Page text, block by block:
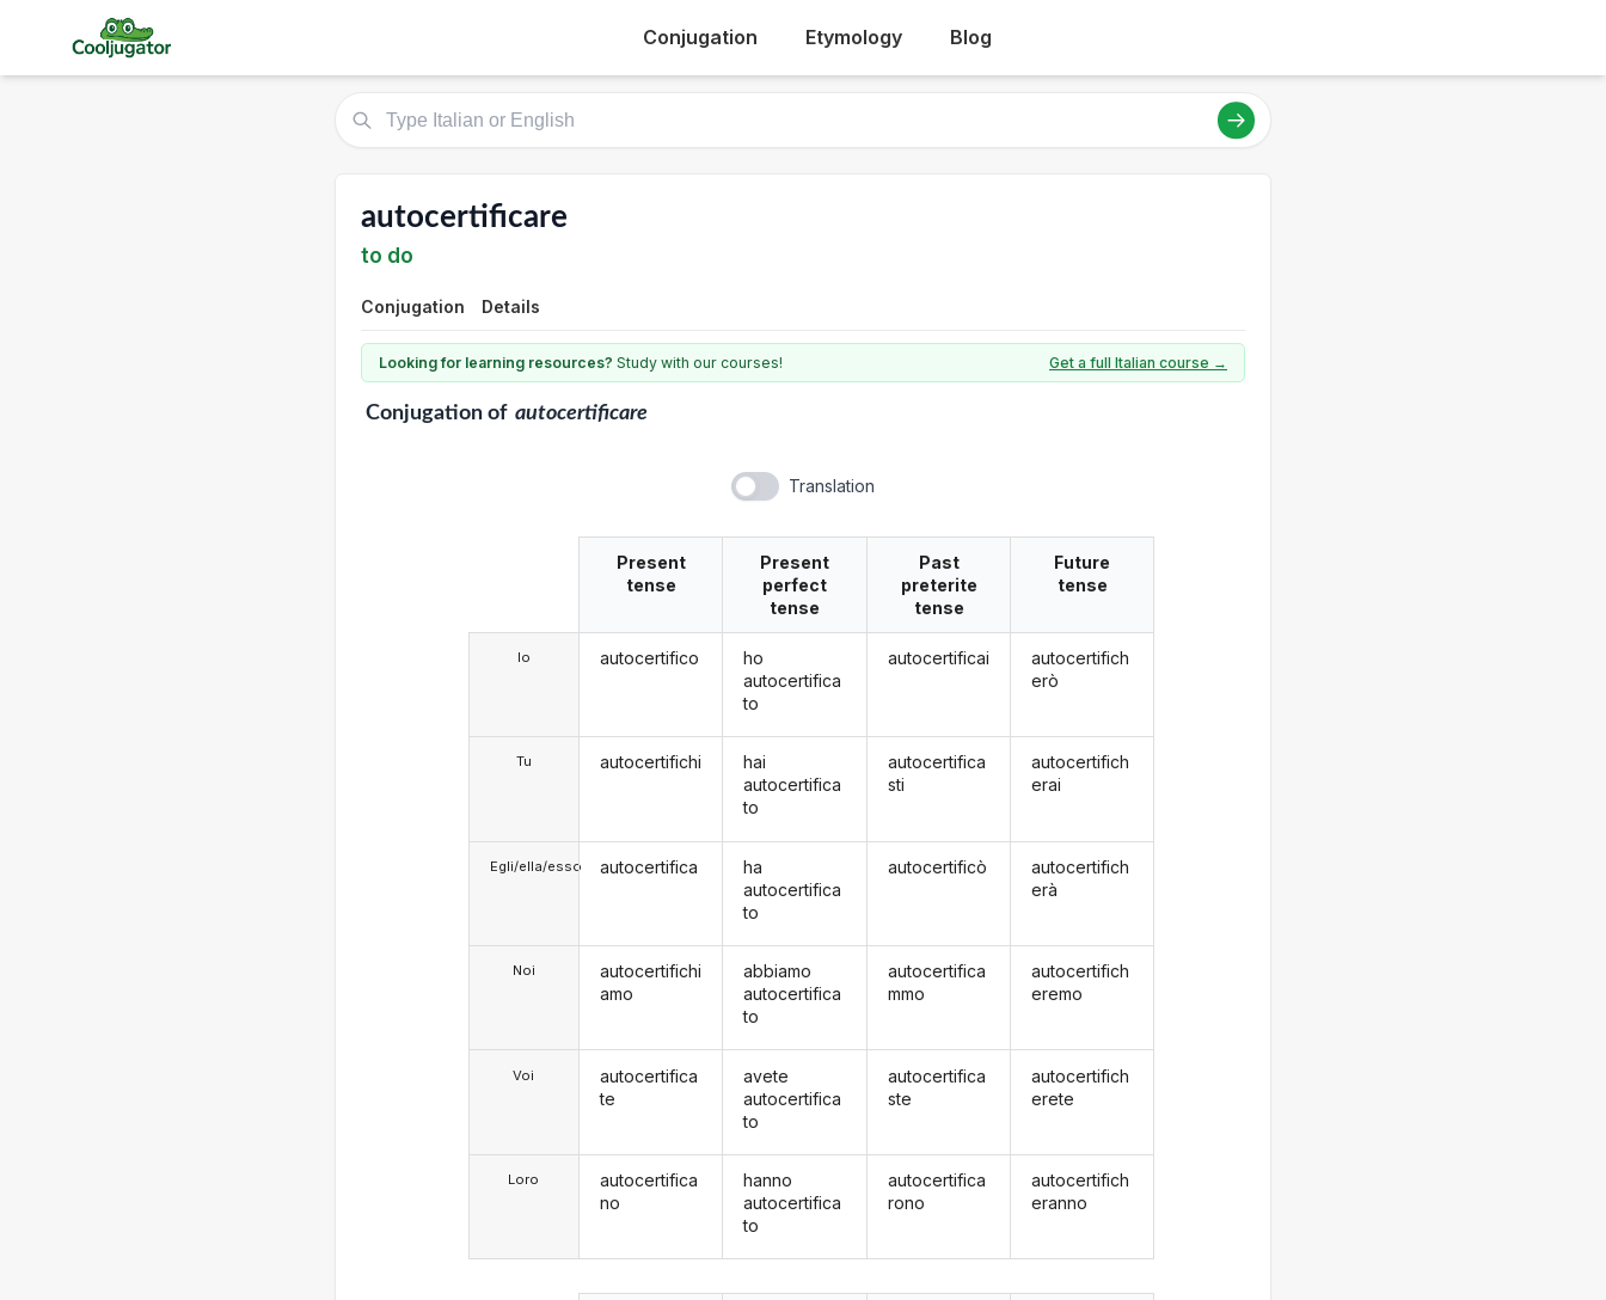
Conjugation Etymology Blog
autocertificare
to do
Conjugation Details
Looking for learning resources? Study with our courses! Get a full Italian course →
Conjugationof autocertificare
Translation
Io
Tu
Egli/ella/esso
Noi
Voi
Loro
Present
tense
autocertifico
autocertifichi
autocertifica
autocertifichi
amo
autocertifica
te
autocertifica
no
Present
perfect
tense
ho
autocertifica
to
hai
autocertifica
to
ha
autocertifica
to
abbiamo
autocertifica
to
avete
autocertifica
to
hanno
autocertifica
to
Past
preterite
tense
autocertificai
autocertifica
sti
autocertificò
autocertifica
mmo
autocertifica
ste
autocertifica
rono
Future
tense
autocertifich
erò
autocertifich
erai
autocertifich
erà
autocertifich
eremo
autocertifich
erete
autocertifich
eranno